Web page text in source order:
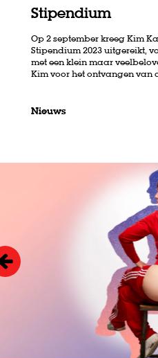
Stipendium
Op 2 september kreeg Kim
Stipendium 2023 uitgereikt,
met een klein maar
Kim voor het ontvangen van
Nieuws